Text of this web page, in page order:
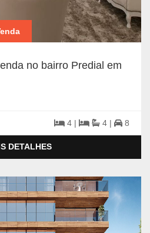
no bairro Predial em
4 | 4 | 8
DETALHES